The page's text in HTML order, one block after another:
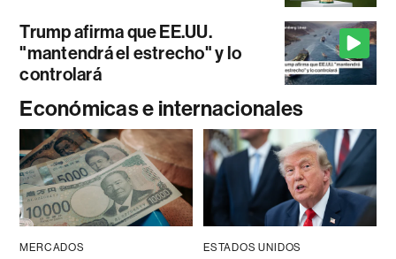
Trump afirma que EE.UU.
"mantendrá el estrecho" y lo
controlará
Económicas e internacionales
MERCADOS ESTADOS UNIDOS